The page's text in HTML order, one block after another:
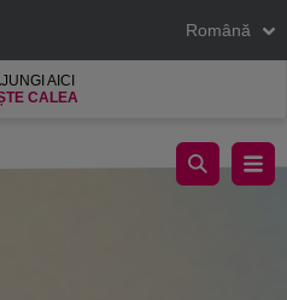
Română
AICI
CALEA